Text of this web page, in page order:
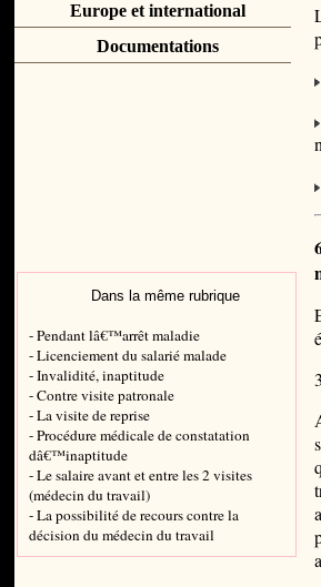
Europe et international
Documentations
Dans la même rubrique
- Pendant lâ€™arrêt maladie
- Licenciement du salarié malade
- Invalidité, inaptitude
- Contre visite patronale
- La visite de reprise
- Procédure médicale de constatation
dâ€™inaptitude
- Le salaire avant et entre les 2 visites
(médecin du travail)
- La possibilité de recours contre la
décision du médecin du travail